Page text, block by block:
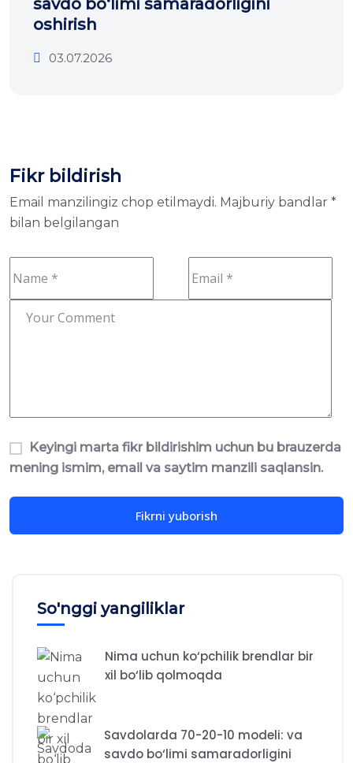
savdo bo‘limi samaradorligini
oshirish
03.07.2026
Fikr bildirish
Email manzilingiz chop etilmaydi. Majburiy bandlar *
bilan belgilangan
Keyingi marta fikr bildirishim uchun bu brauzerda
mening ismim, email va saytim manzili saqlansin.
So'nggi yangiliklar
Nima uchun ko‘pchilik brendlar bir
xil bo‘lib qolmoqda
Savdolarda 70-20-10 modeli: va
savdo bo‘limi samaradorligini